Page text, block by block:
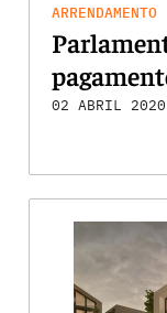
ARRENDAMENTO
02 ABRIL 2020